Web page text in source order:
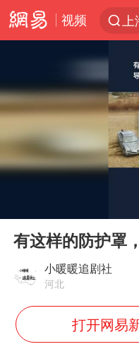
视频
杭
武
上
Play
有这样的防护罩
小暖暖追剧社
河北
打开网易